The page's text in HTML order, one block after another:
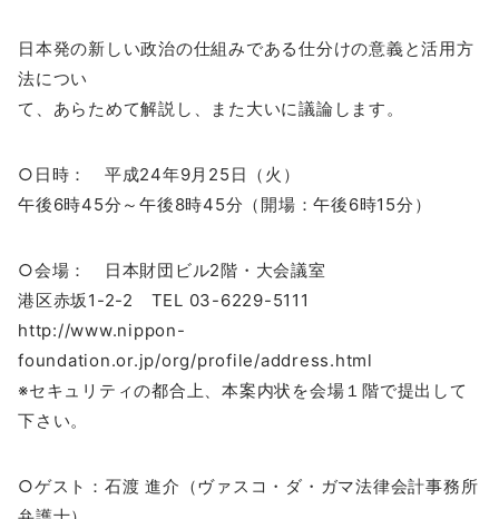
日本発の新しい政治の仕組みである仕分けの意義と活用方
法につい
て、あらためて解説し、また大いに議論します。
○日時： 平成24年9月25日（火）
午後6時45分～午後8時45分（開場：午後6時15分）
○会場： 日本財団ビル2階・大会議室
港区赤坂1-2-2 TEL 03-6229-5111
http://www.nippon-
foundation.or.jp/org/profile/address.html
※セキュリティの都合上、本案内状を会場１階で提出して
下さい。
○ゲスト：石渡 進介（ヴァスコ・ダ・ガマ法律会計事務所